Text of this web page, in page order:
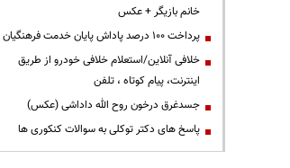
خانم بازیگر + عکس
پرداخت ۱۰۰ درصد پاداش پایان خدمت فرهنگیان
خلافی آنلاین/استعلام خلافی خودرو از طریق
اینترنت، پیام کوتاه ، تلفن
جسدغرق درخون روح الله داداشی (عکس)
پاسخ های دکتر توکلی به سوالات کنکوری ها